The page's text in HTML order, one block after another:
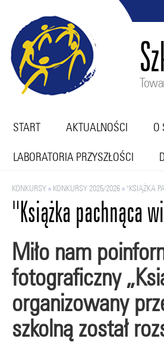
START AKTUALNOŚCI O
LABORATORIA PRZYSZŁOŚCI
"Książka pachnąca
KONKURSY» KONKURSY 2025/2026»"KSIĄŻKA
Miło nam
fotograficzny
organizowany
szkolną został